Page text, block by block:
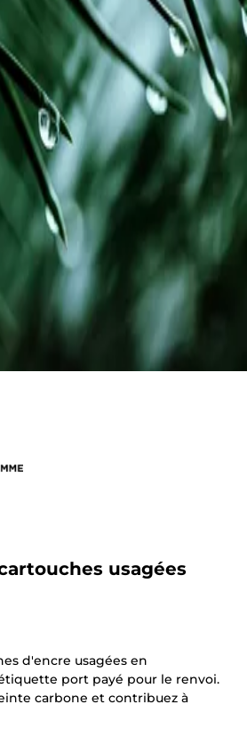
usagées
d'encre usagées en
port payé pour le renvoi.
carbone et contribuez à